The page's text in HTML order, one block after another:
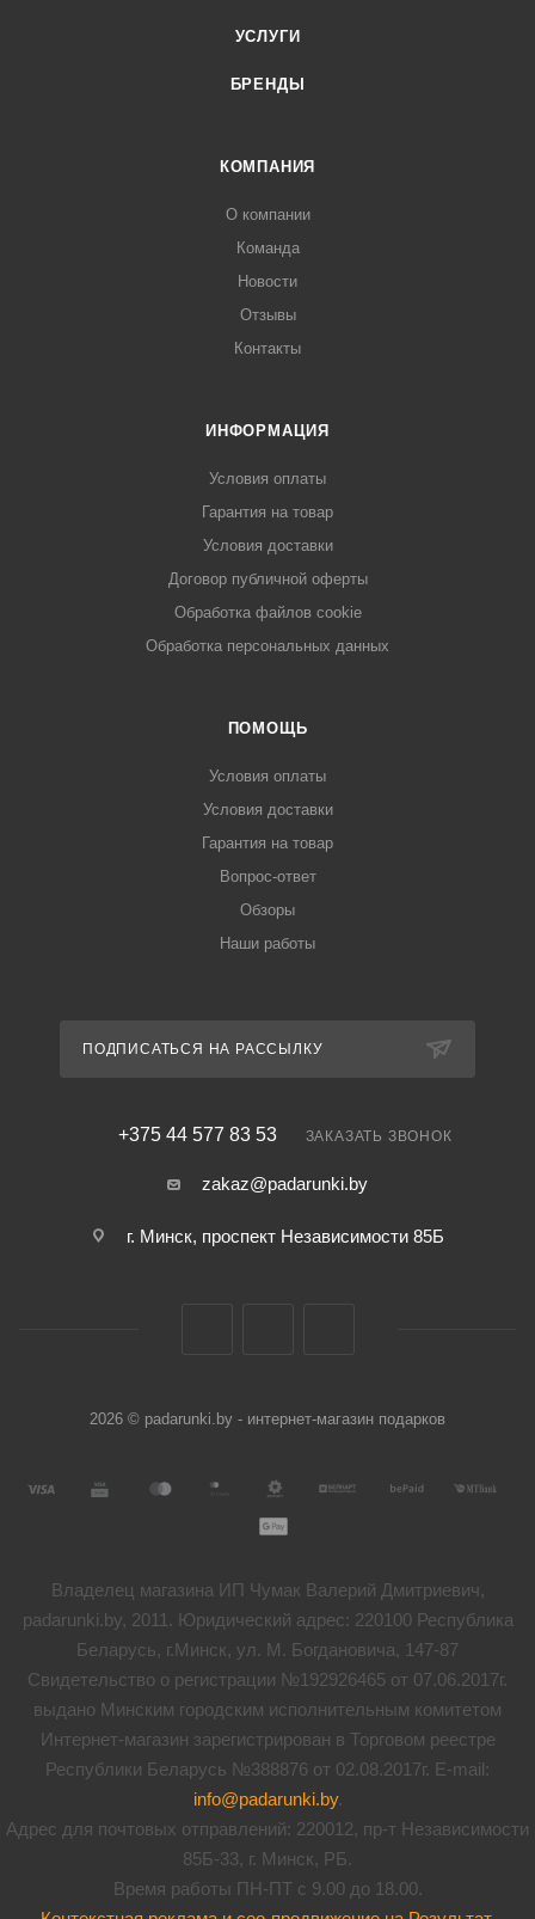
УСЛУГИ
БРЕНДЫ
КОМПАНИЯ
О компании
Команда
Новости
Отзывы
Контакты
ИНФОРМАЦИЯ
Условия оплаты
Гарантия на товар
Условия доставки
Договор публичной оферты
Обработка файлов cookie
Обработка персональных данных
ПОМОЩЬ
Условия оплаты
Условия доставки
Гарантия на товар
Вопрос-ответ
Обзоры
Наши работы
ПОДПИСАТЬСЯ НА РАССЫЛКУ
+375 44 577 83 53 ЗАКАЗАТЬ ЗВОНОК
zakaz@padarunki.by
г. Минск, проспект Независимости 85Б
2026 © padarunki.by - интернет-магазин подарков
Владелец магазина ИП Чумак Валерий Дмитриевич,
padarunki.by, 2011. Юридический адрес: 220100 Республика
Беларусь, г.Минск, ул. М. Богдановича, 147-87
Свидетельство о регистрации №192926465 от 07.06.2017г.
выдано Минским городским исполнительным комитетом
Интернет-магазин зарегистрирован в Торговом реестре
Республики Беларусь №388876 от 02.08.2017г. E-mail:
info@padarunki.by.
Адрес для почтовых отправлений: 220012, пр-т Независимости
85Б-33, г. Минск, РБ.
Время работы ПН-ПТ с 9.00 до 18.00.